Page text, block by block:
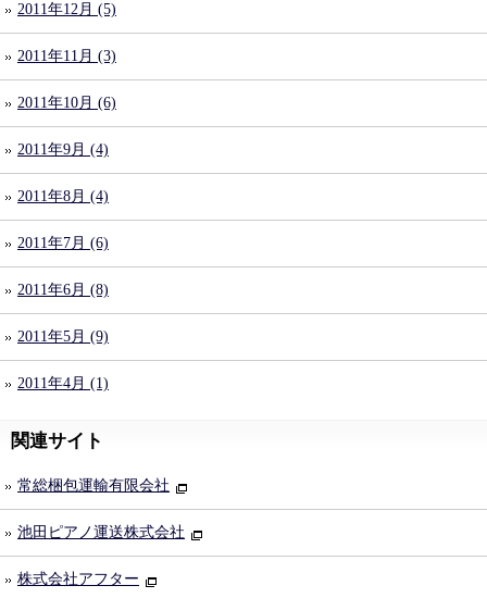
2011年12月 (5)
2011年11月 (3)
2011年10月 (6)
2011年9月 (4)
2011年8月 (4)
2011年7月 (6)
2011年6月 (8)
2011年5月 (9)
2011年4月 (1)
関連サイト
常総梱包運輸有限会社
池田ピアノ運送株式会社
株式会社アフター